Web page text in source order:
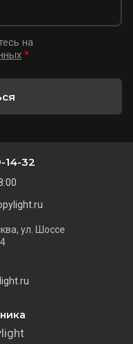
на
*
14-32
ул. Шоссе